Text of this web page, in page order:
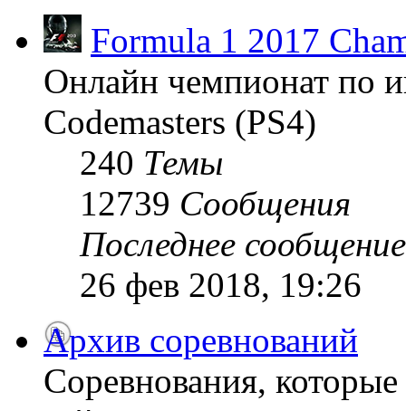
Formula 1 2017
Онлайн чемпионат по
Codemasters (PS4)
240 Темы
12739 Сообщения
Последнее сообщение
26 фев 2018, 19:26
Архив соревнований
Соревнования,